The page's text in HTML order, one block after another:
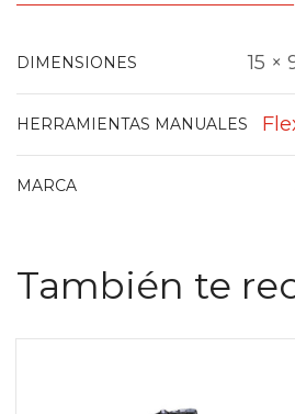
DIMENSIONES 15 ×
HERRAMIENTAS MANUALES
MARCA
También te